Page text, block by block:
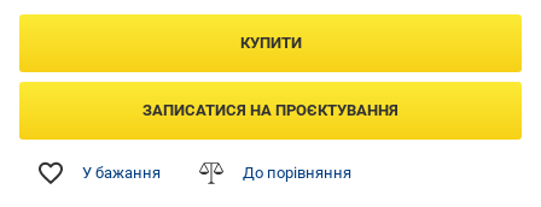
КУПИТИ
ЗАПИСАТИСЯ НА ПРОЄКТУВАННЯ
У бажання До порівняння